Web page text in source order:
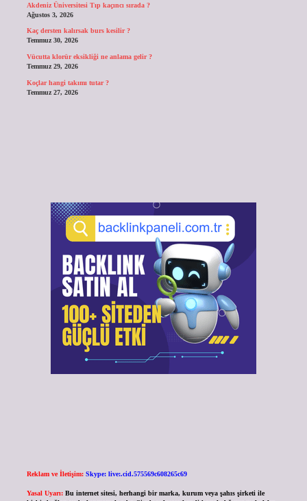
Akdeniz Üniversitesi Tıp kaçıncı sırada ?
Ağustos 3, 2026
Kaç dersten kalırsak burs kesilir ?
Temmuz 30, 2026
Vücutta klorür eksikliği ne anlama gelir ?
Temmuz 29, 2026
Koçlar hangi takımı tutar ?
Temmuz 27, 2026
Reklam ve İletişim: Skype: live:.cid.575569c608265c69
Yasal Uyarı: Bu internet sitesi, herhangi bir marka, kurum veya şahıs şirketi ile